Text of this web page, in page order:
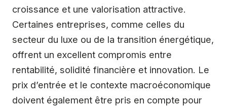
croissance et une valorisation attractive.
Certaines entreprises, comme celles du
secteur du luxe ou de la transition énergétique,
offrent un excellent compromis entre
rentabilité, solidité financière et innovation. Le
prix d’entrée et le contexte macroéconomique
doivent également être pris en compte pour